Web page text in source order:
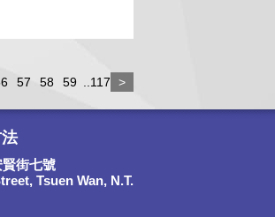
57 58 59 ..117 >
街七號
Tsuen Wan, N.T.